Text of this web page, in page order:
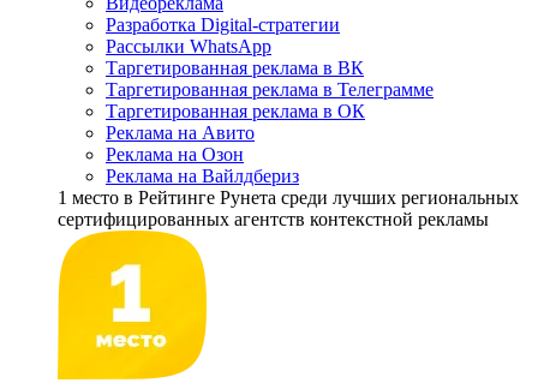
Разработка Digital-стратегии
Рассылки WhatsApp
Таргетированная реклама в ВК
Таргетированная реклама в Телеграмме
Таргетированная реклама в ОК
Реклама на Авито
Реклама на Озон
Реклама на Вайлдбериз
1 место в Рейтинге Рунета cреди лучших региональных
сертифицированных агентств контекстной рекламы